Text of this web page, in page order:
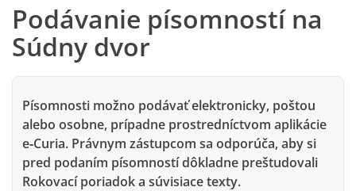
Podávanie písomností na
Súdny dvor
Písomnosti možno podávať elektronicky, poštou
alebo osobne, prípadne prostredníctvom aplikácie
e‑Curia. Právnym zástupcom sa odporúča, aby si
pred podaním písomností dôkladne preštudovali
Rokovací poriadok a súvisiace texty.